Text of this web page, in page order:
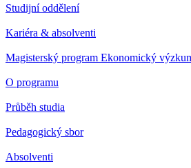
Studijní oddělení
Kariéra & absolventi
Magisterský program Ekonomický
O programu
Průběh studia
Pedagogický sbor
Absolventi